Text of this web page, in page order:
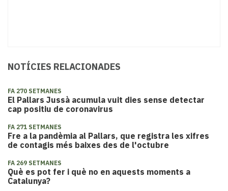
NOTÍCIES RELACIONADES
FA 270 SETMANES
El Pallars Jussà acumula vuit dies sense detectar
cap positiu de coronavirus
FA 271 SETMANES
Fre a la pandèmia al Pallars, que registra les xifres
de contagis més baixes des de l'octubre
FA 269 SETMANES
Què es pot fer i què no en aquests moments a
Catalunya?